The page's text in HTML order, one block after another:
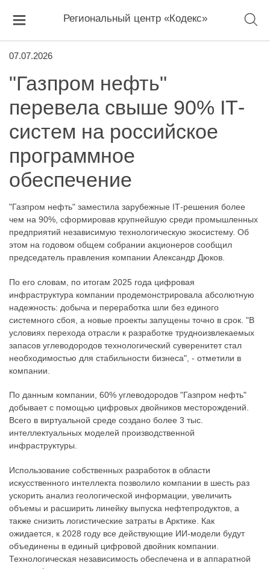
Региональный центр «Кодекс»
07.07.2026
"Газпром нефть"
перевела свыше 90% IТ-
систем на российское
программное
обеспечение
"Газпром нефть" заместила зарубежные IТ-решения более
чем на 90%, сформировав крупнейшую среди промышленных
предприятий независимую технологическую экосистему. Об
этом на годовом общем собрании акционеров сообщил
председатель правления компании Александр Дюков.
По его словам, по итогам 2025 года цифровая
инфраструктура компании продемонстрировала абсолютную
надежность: добыча и переработка шли без единого
системного сбоя, а новые проекты запущены точно в срок. "В
условиях перехода отрасли к разработке трудноизвлекаемых
запасов углеводородов технологический суверенитет стал
необходимостью для стабильности бизнеса", - отметили в
компании.
По данным компании, 60% углеводородов "Газпром нефть"
добывает с помощью цифровых двойников месторождений.
Всего в виртуальной среде создано более 3 тыс.
интеллектуальных моделей производственной
инфраструктуры.
Использование собственных разработок в области
искусственного интеллекта позволило компании в шесть раз
ускорить анализ геологической информации, увеличить
объемы и расширить линейку выпуска нефтепродуктов, а
также снизить логистические затраты в Арктике. Как
ожидается, к 2028 году все действующие ИИ-модели будут
объединены в единый цифровой двойник компании.
Технологическая независимость обеспечена и в аппаратной